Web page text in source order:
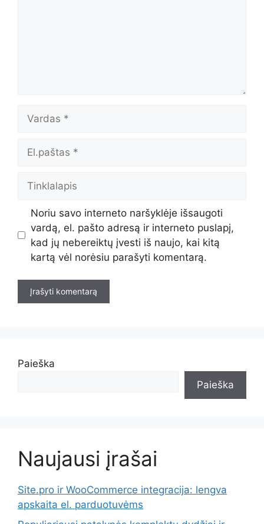
Noriu savo interneto naršyklėje išsaugoti
vardą, el. pašto adresą ir interneto puslapį,
kad jų nebereiktų įvesti iš naujo, kai kitą
kartą vėl norėsiu parašyti komentarą.
Paieška
Paieška
Naujausi įrašai
Site.pro ir WooCommerce integracija: lengva
apskaita el. parduotuvėms